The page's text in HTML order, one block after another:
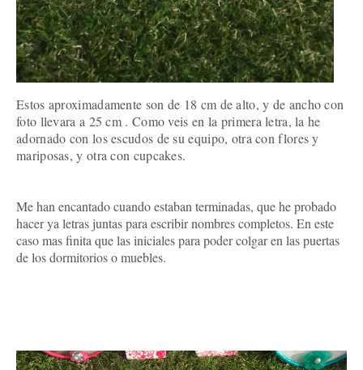
Estos aproximadamente son de 18 cm de alto, y de ancho con
foto llevara a 25 cm . Como veis en la primera letra, la he
adornado con los escudos de su equipo, otra con flores y
mariposas, y otra con cupcakes.
Me han encantado cuando estaban terminadas, que he probado
hacer ya letras juntas para escribir nombres completos. En este
caso mas finita que las iniciales para poder colgar en las puertas
de los dormitorios o muebles.